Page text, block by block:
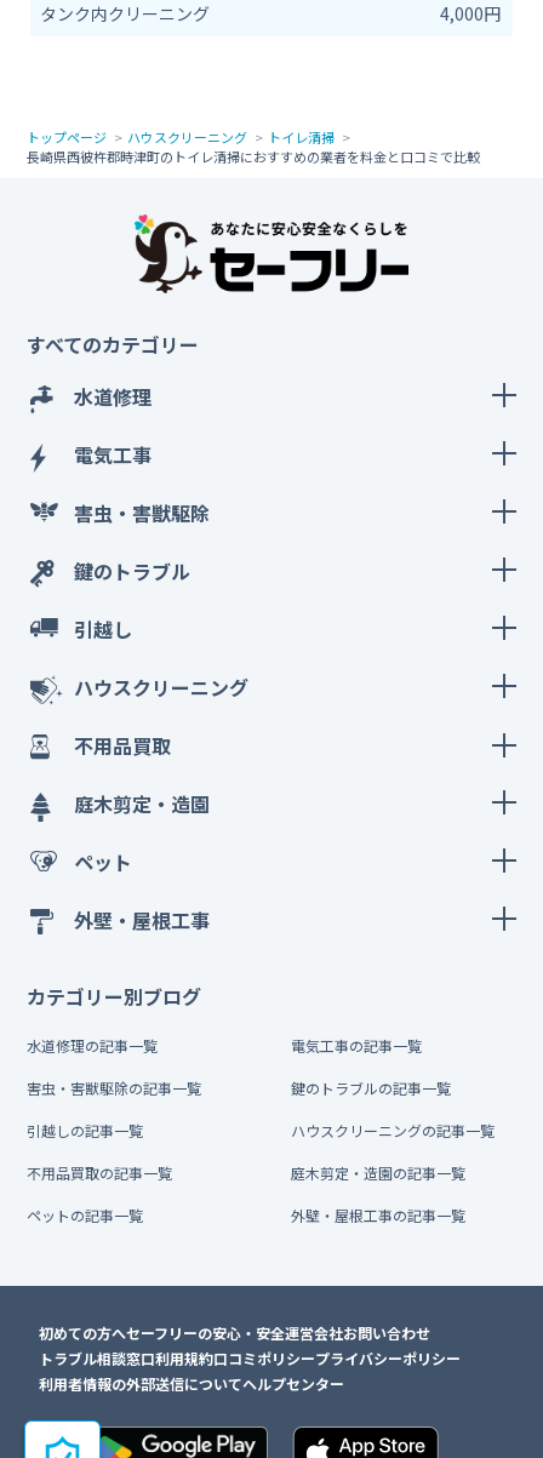
タンク内クリーニング
4,000円
トップページ ハウスクリーニング
トイレ清掃
長崎県西彼杵郡時津町のトイレ清掃におすすめの業者を料金と口コミで比較
すべてのカテゴリー
水道修理
電気工事
害虫・害獣駆除
鍵のトラブル
引越し
ハウスクリーニング
不用品買取
庭木剪定・造園
ペット
外壁・屋根工事
カテゴリー別ブログ
水道修理の記事一覧 電気工事の記事一覧
害虫・害獣駆除の記事一覧 鍵のトラブルの記事一覧
引越しの記事一覧 ハウスクリーニングの記事一覧
不用品買取の記事一覧 庭木剪定・造園の記事一覧
ペットの記事一覧 外壁・屋根工事の記事一覧
初めての方へセーフリーの安心・安全運営会社お問い合わせ
トラブル相談窓口利用規約口コミポリシープライバシーポリシー
利用者情報の外部送信についてヘルプセンター